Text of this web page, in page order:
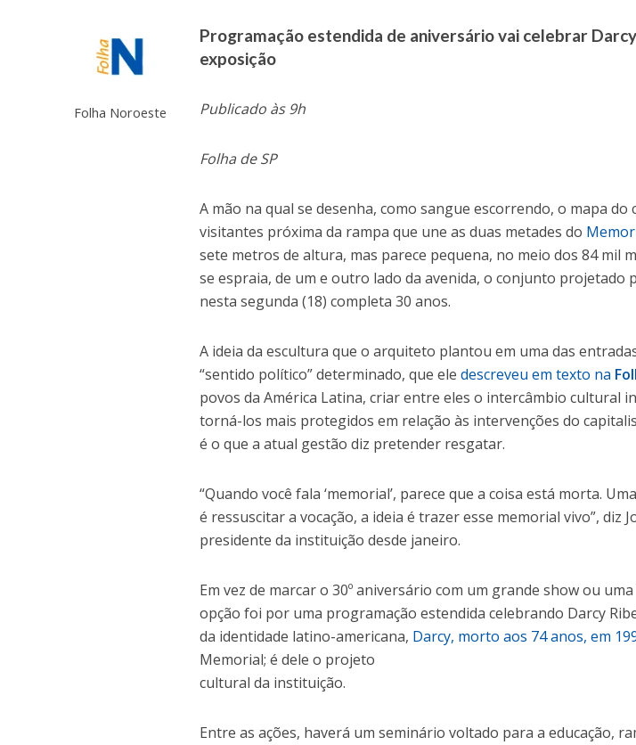
Folha Noroeste
Programação estendida de aniversário vai celebrar
exposição
Publicado às 9h
Folha de SP
A mão na qual se desenha, como sangue escorrendo, o mapa
visitantes próxima da rampa que une as duas metades do
sete metros de altura, mas parece pequena, no meio dos 84 mil
se espraia, de um e outro lado da avenida, o conjunto projetado
nesta segunda (18) completa 30 anos.
A ideia da escultura que o arquiteto plantou em uma das
“sentido político” determinado, que eledescreveu em texto na
povos da América Latina, criar entre eles o intercâmbio cultural
torná-los mais protegidos em relação às intervenções do
é o que a atual gestão diz pretender resgatar.
“Quando você fala ‘memorial’, parece que a coisa está morta.
é ressuscitar a vocação, a ideia é trazer esse memorial vivo”, diz
presidente da instituição desde janeiro.
Em vez de marcar o 30º aniversário com um grande show ou
opção foi por uma programação estendida celebrando Darcy
da identidade latino-americana, Darcy, morto aos 74 anos, em
Memorial; é dele o projeto
cultural da instituição.
Entre as ações, haverá um seminário voltado para a educação,